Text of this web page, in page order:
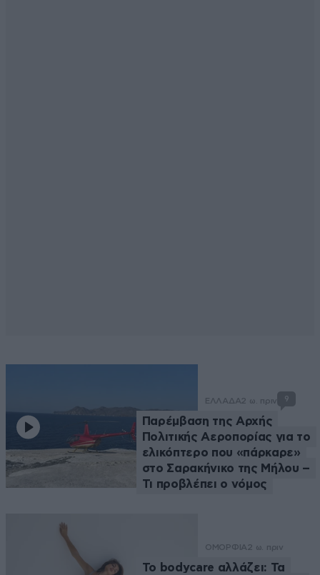
ΕΛΛΑΔΑ2 ω. πριν 9
Παρέμβαση της Αρχής
Πολιτικής Αεροπορίας για το
ελικόπτερο που «πάρκαρε»
στο Σαρακήνικο της Μήλου –
Τι προβλέπει ο νόμος
ΟΜΟΡΦΙΑ2 ω. πριν
Το bodycare αλλάζει: Τα